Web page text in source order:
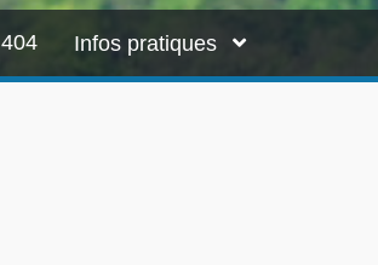
404 Infos pratiques